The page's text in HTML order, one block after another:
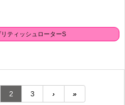
リティッシュローターS
2 3 › »